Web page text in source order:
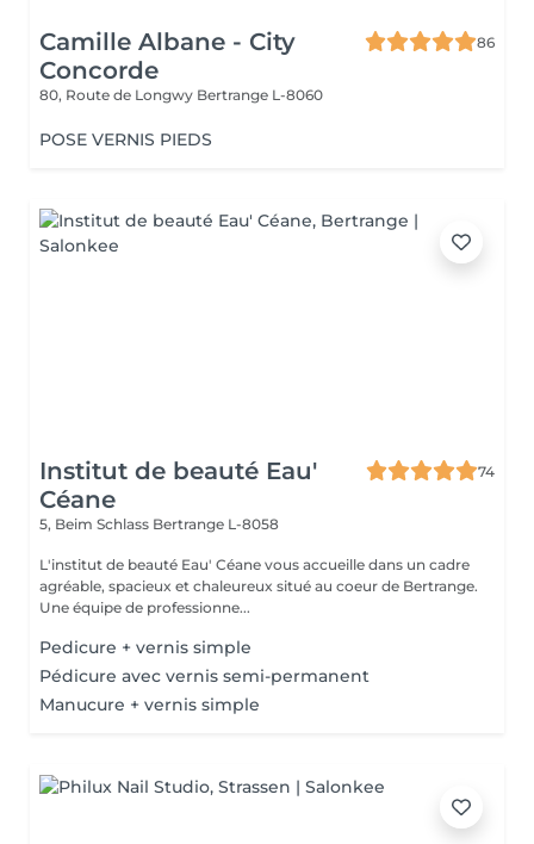
Camille Albane - City
Concorde
86
80, Route de Longwy Bertrange L-8060
POSE VERNIS PIEDS
Institut de beauté Eau'
Céane
74
5, Beim Schlass Bertrange L-8058
L'institut de beauté Eau' Céane vous accueille dans un cadre
agréable, spacieux et chaleureux situé au coeur de Bertrange.
Une équipe de professionne...
Pedicure + vernis simple
Pédicure avec vernis semi-permanent
Manucure + vernis simple